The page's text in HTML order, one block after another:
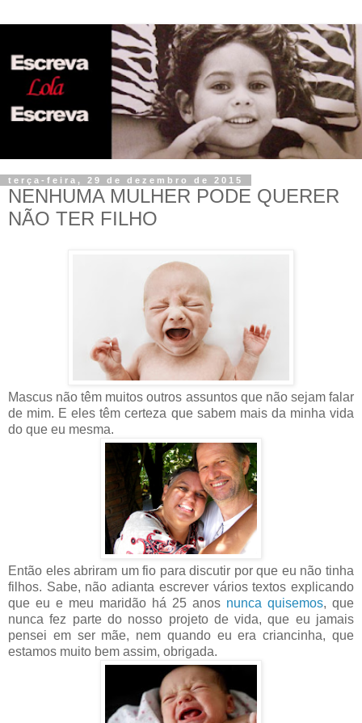
terça-feira, 29 de dezembro de 2015
NENHUMA MULHER PODE QUERER
NÃO TER FILHO
Mascus não têm muitos outros assuntos que não sejam falar
de mim. E eles têm certeza que sabem mais da minha vida
do que eu mesma.
Então eles abriram um fio para discutir por que eu não tinha
filhos. Sabe, não adianta escrever vários textos explicando
que eu e meu maridão há 25 anos nunca quisemos, que
nunca fez parte do nosso projeto de vida, que eu jamais
pensei em ser mãe, nem quando eu era criancinha, que
estamos muito bem assim, obrigada.